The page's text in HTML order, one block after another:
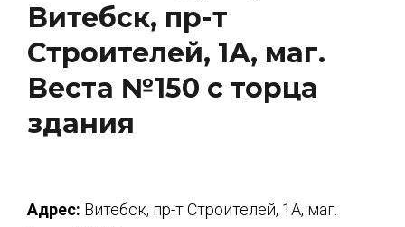
Витебск, пр-т
Строителей, 1А, маг.
Веста №150 с торца
здания
Адрес: Витебск, пр-т Строителей, 1А, маг.